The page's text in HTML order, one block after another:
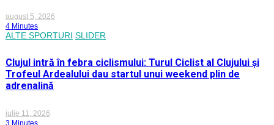
august 5, 2026
4 Minutes
ALTE SPORTURI SLIDER
Clujul intră în febra ciclismului: Turul Ciclist al Clujului și
Trofeul Ardealului dau startul unui weekend plin de
adrenalină
iulie 11, 2026
3 Minutes